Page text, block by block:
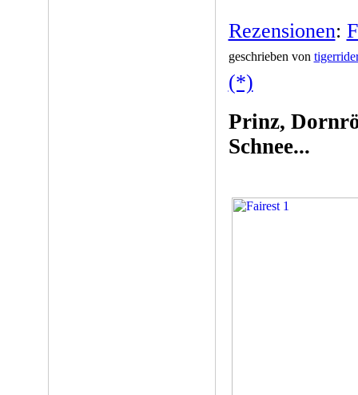
Rezensionen:
geschrieben von
(*)
Prinz,
Schnee...